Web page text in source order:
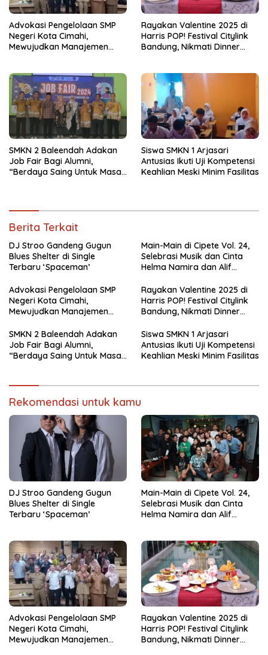
Advokasi Pengelolaan SMP
Negeri Kota Cimahi,
Mewujudkan Manajemen
Rayakan Valentine 2025 di
Harris POP! Festival Citylink
Bandung, Nikmati Dinner
SMKN 2 Baleendah Adakan
Job Fair Bagi Alumni,
“Berdaya Saing Untuk Masa
Siswa SMKN 1 Arjasari
Antusias Ikuti Uji Kompetensi
Keahlian Meski Minim Fasilitas
Berita Terkait
DJ Stroo Gandeng Gugun
Blues Shelter di Single
Terbaru ‘Spaceman’
Main-Main di Cipete Vol. 24,
Selebrasi Musik dan Cinta
Helma Namira dan Alif
Advokasi Pengelolaan SMP
Negeri Kota Cimahi,
Mewujudkan Manajemen
Rayakan Valentine 2025 di
Harris POP! Festival Citylink
Bandung, Nikmati Dinner
Spesial
SMKN 2 Baleendah Adakan
Job Fair Bagi Alumni,
“Berdaya Saing Untuk Masa
Siswa SMKN 1 Arjasari
Antusias Ikuti Uji Kompetensi
Keahlian Meski Minim Fasilitas
Rekomendasi untuk kamu
DJ Stroo Gandeng Gugun
Blues Shelter di Single
Terbaru ‘Spaceman’
Main-Main di Cipete Vol. 24,
Selebrasi Musik dan Cinta
Helma Namira dan Alif
Advokasi Pengelolaan SMP
Negeri Kota Cimahi,
Mewujudkan Manajemen
Rayakan Valentine 2025 di
Harris POP! Festival Citylink
Bandung, Nikmati Dinner